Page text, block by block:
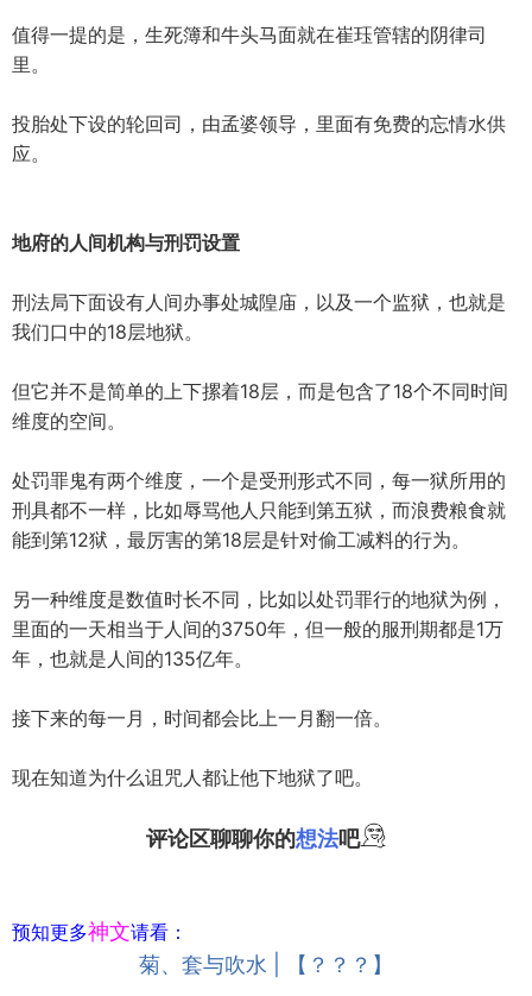
值得一提的是，生死簿和牛头马面就在崔珏管辖的阴律司
里。
投胎处下设的轮回司，由孟婆领导，里面有免费的忘情水供
应。
地府的人间机构与刑罚设置
刑法局下面设有人间办事处城隍庙，以及一个监狱，也就是
我们口中的18层地狱。
但它并不是简单的上下摞着18层，而是包含了18个不同时间
维度的空间。
处罚罪鬼有两个维度，一个是受刑形式不同，每一狱所用的
刑具都不一样，比如辱骂他人只能到第五狱，而浪费粮食就
能到第12狱，最厉害的第18层是针对偷工减料的行为。
另一种维度是数值时长不同，比如以处罚罪行的地狱为例，
里面的一天相当于人间的3750年，但一般的服刑期都是1万
年，也就是人间的135亿年。
接下来的每一月，时间都会比上一月翻一倍。
现在知道为什么诅咒人都让他下地狱了吧。
评论区聊聊你的想法吧
预知更多神文请看：
菊、套与吹水 | 【？？？】